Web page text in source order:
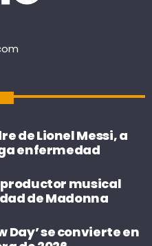
de Lionel Messi, a
enfermedad
musical
de Madonna
Day’ se convierte en